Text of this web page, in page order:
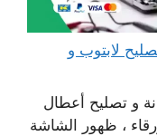
كمبيوتر الزور 65511033 تصليح لابتوب و
و تصليح أعطال
، ظهور الشاشة